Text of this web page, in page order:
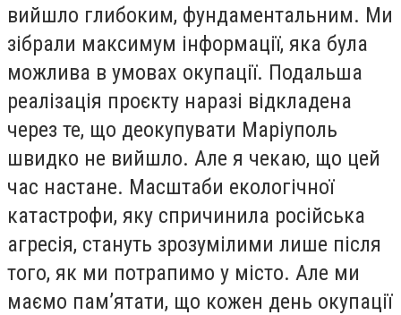
вийшло глибоким, фундаментальним. Ми
зібрали максимум інформації, яка була
можлива в умовах окупації. Подальша
реалізація проєкту наразі відкладена
через те, що деокупувати Маріуполь
швидко не вийшло. Але я чекаю, що цей
час настане. Масштаби екологічної
катастрофи, яку спричинила російська
агресія, стануть зрозумілими лише після
того, як ми потрапимо у місто. Але ми
маємо пам’ятати, що кожен день окупації